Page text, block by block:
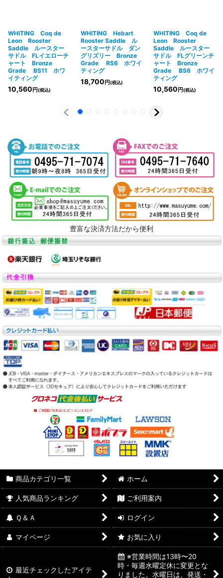
WHITING Coq de
Leon Rooster
Saddle ルースター
サドル FLイエローチ
ャート Bronze
Grade BS11 ホワ
イティング
10,560 円(税込)
WHITING Hebart
Rooster Saddle ル
ースターサドル ダン
グリズリー Bronze
Grade RS6 ホワイ
ティング
18,700 円(税込)
WHITING Coq de
Leon Rooster
Saddle ルースター
サドル FLグリーンチ
ャート Bronze
Grade BS6 ホワイ
ティング
10,560 円(税込)
豊富な決済方法だから便利
商品カテゴリ一覧 ホーム
人気商品ランキング ご利用案内
Ｑ＆Ａ ログイン
マイページ お気に入り
最近チェックしたアイテ
※営業時間は13時〜20
時・毎週水曜定休に変更とな
りました。水曜日は、発送・